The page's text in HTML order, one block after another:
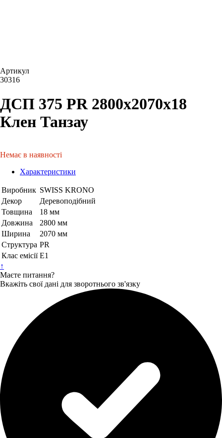
Артикул
30316
ДСП 375 PR 2800х2070х18
Клен Танзау
Немає в наявності
Характеристики
Виробник SWISS KRONO
Декор
Деревоподібний
Товщина
18 мм
Довжина
2800 мм
Ширина
2070 мм
Структура PR
Клас емісії Е1
↑
Маєте питання?
Вкажіть свої дані для зворотнього зв'язку